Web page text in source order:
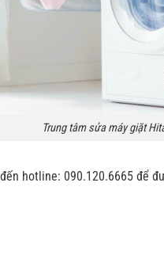
Trung tâm sửa máy giặt
hotline: 090.120.6665 để